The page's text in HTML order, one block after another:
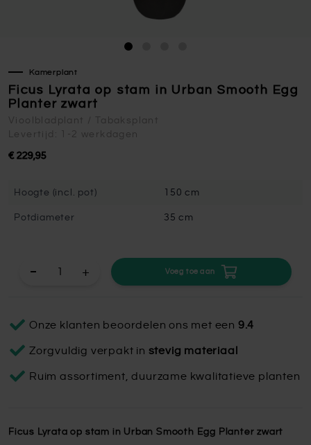
Kamerplant
Ficus Lyrata op stam in Urban Smooth Egg
Planter zwart
Vioolbladplant / Tabaksplant
Levertijd: 1-2 werkdagen
€ 229,95
Hoogte (incl. pot) 150 cm
Potdiameter 35 cm
+ Voeg toe aan
Onze klanten beoordelen ons met een 9.4
Zorgvuldig verpakt in stevig materiaal
Ruim assortiment, duurzame kwalitatieve planten
Ficus Lyrata op stam in Urban Smooth Egg Planter zwart